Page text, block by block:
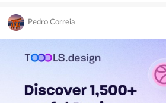
Pedro Correia